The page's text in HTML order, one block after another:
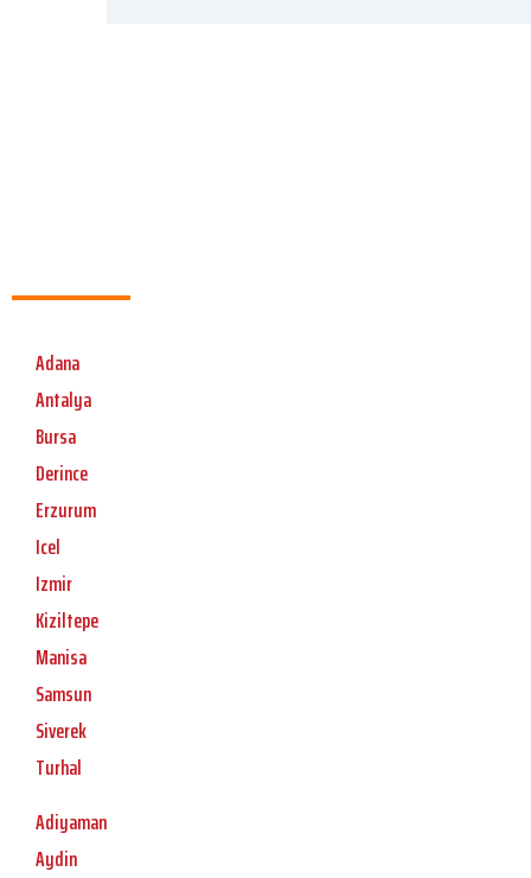
Adana
Antalya
Bursa
Derince
Erzurum
Icel
Izmir
Kiziltepe
Manisa
Samsun
Siverek
Turhal
Adiyaman
Aydin